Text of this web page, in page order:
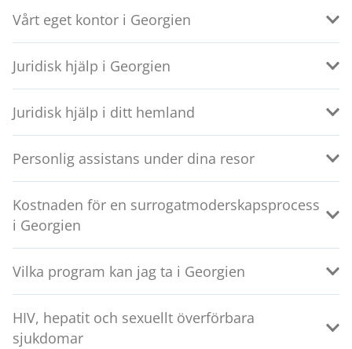
Vårt eget kontor i Georgien
Juridisk hjälp i Georgien
Juridisk hjälp i ditt hemland
Personlig assistans under dina resor
Kostnaden för en surrogatmoderskapsprocess
i Georgien
Vilka program kan jag ta i Georgien
HIV, hepatit och sexuellt överförbara
sjukdomar